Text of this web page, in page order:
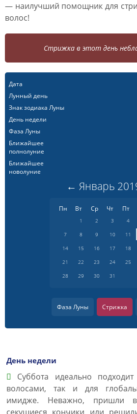
— наилучший помощник для
волос!
Стрижка в этот день
Дата
Лунный день
Знак зодиака Луны
День недели
Фаза Луны
Ближайшее
полнолуние
Ближайшее
новолуние
← Январь
Пн Вт Ср Чт Пт
1 2 3 4
7
8 9 10 11
14
15 16 17 18
21
22 23 24 25
28
29 30 31
Фаза Луны Стрижка
День недели
Суббота идеально
волосами, так и для
имидже. Неважно, пришли